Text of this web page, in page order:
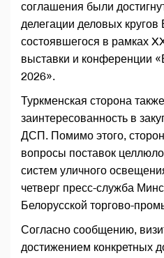
соглашения были
делегации деловых
состоявшегося в рамках
выставки и конференции
2026».
Туркменская сторона
заинтересованность в
ДСП. Помимо этого,
вопросы поставок
систем уличного
четверг пресс-служба
Белорусской торгово-
Согласно сообщению,
достижением конкретных